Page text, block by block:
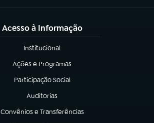
Acesso à Informação
Institucional
(abre em nova aba)
Ações e Programas
(abre em nova aba)
Participação Social
(abre em nova aba)
Auditorias
(abre em nova aba)
Convênios e Transferências
(abre em nova aba)